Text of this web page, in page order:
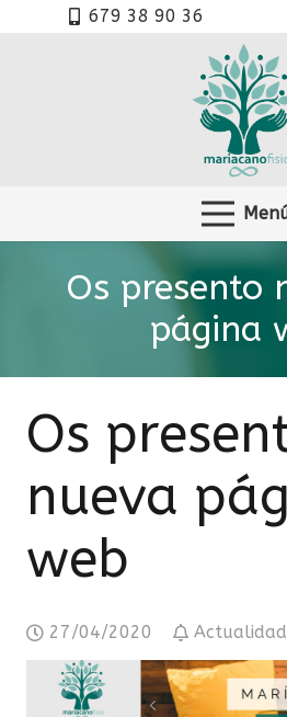
679 38 90 36
Os presento
página
Os
nueva
web
27/04/2020 Actualidad